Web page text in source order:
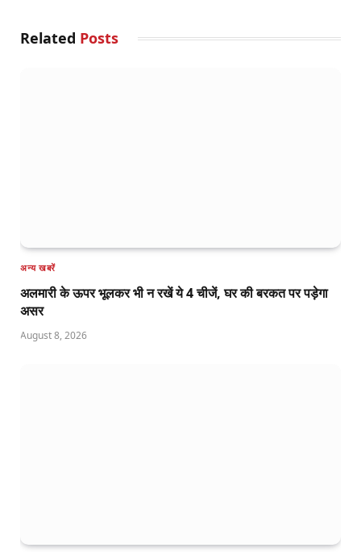
Related Posts
अन्य खबरें
अलमारी के ऊपर भूलकर भी न रखें ये 4 चीजें, घर की बरकत पर पड़ेगा
असर
August 8, 2026